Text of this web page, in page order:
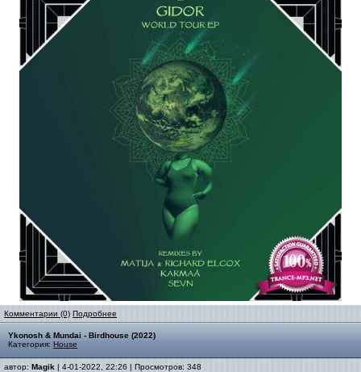
Комментарии (0) Подробнее
Ykonosh & Mundai - Birdhouse (2022)
Категория: House
автор: Magik | 4-01-2022, 22:26 | Просмотров: 348